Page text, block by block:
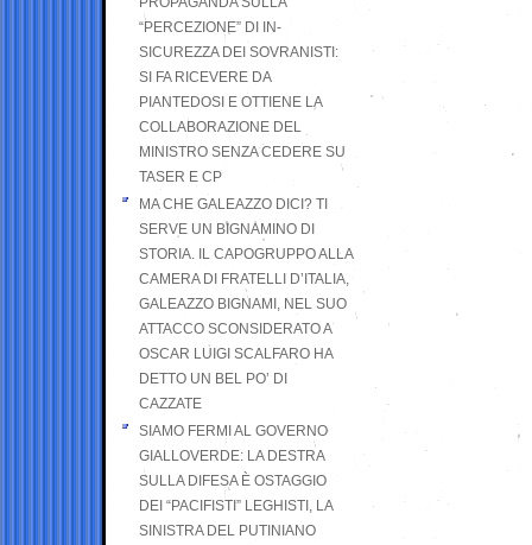
“PERCEZIONE” DI IN-
SICUREZZA DEI SOVRANISTI:
SI FA RICEVERE DA
PIANTEDOSI E OTTIENE LA
COLLABORAZIONE DEL
MINISTRO SENZA CEDERE SU
TASER E CP
MA CHE GALEAZZO DICI? TI
SERVE UN BIGNAMINO DI
STORIA. IL CAPOGRUPPO ALLA
CAMERA DI FRATELLI D’ITALIA,
GALEAZZO BIGNAMI, NEL SUO
ATTACCO SCONSIDERATO A
OSCAR LUIGI SCALFARO HA
DETTO UN BEL PO’ DI
CAZZATE
SIAMO FERMI AL GOVERNO
GIALLOVERDE: LA DESTRA
SULLA DIFESA È OSTAGGIO
DEI “PACIFISTI” LEGHISTI, LA
SINISTRA DEL PUTINIANO